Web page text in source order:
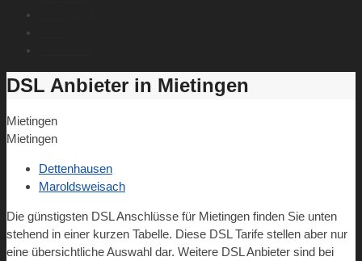
DSL Anbieter in Mietingen
Mietingen
Mietingen
Dettenhausen
Maroldsweisach
Die günstigsten DSL Anschlüsse für Mietingen finden Sie unten
stehend in einer kurzen Tabelle. Diese DSL Tarife stellen aber nur
eine übersichtliche Auswahl dar. Weitere DSL Anbieter sind bei